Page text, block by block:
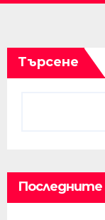
Търсене
Последните